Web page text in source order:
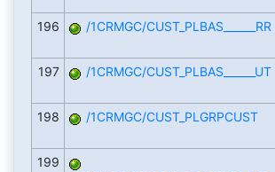
196
/1CRMGC/CUST_PLBAS______RR
197
/1CRMGC/CUST_PLBAS______UT
198
/1CRMGC/CUST_PLGRPCUST
199